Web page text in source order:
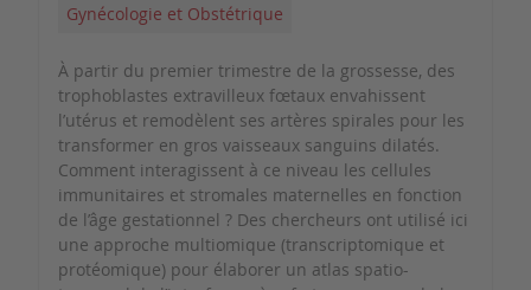
Gynécologie et Obstétrique
À partir du premier trimestre de la grossesse, des
trophoblastes extravilleux fœtaux envahissent
l’utérus et remodèlent ses artères spirales pour les
transformer en gros vaisseaux sanguins dilatés.
Comment interagissent à ce niveau les cellules
immunitaires et stromales maternelles en fonction
de l’âge gestationnel ? Des chercheurs ont utilisé ici
une approche multiomique (transcriptomique et
protéomique) pour élaborer un atlas spatio-